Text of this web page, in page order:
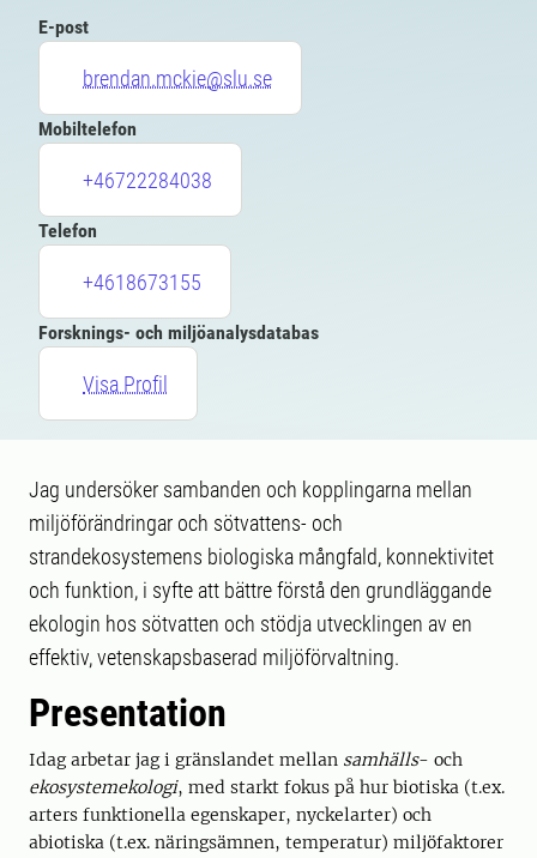
E-post
brendan.mckie@slu.se
Mobiltelefon
+46722284038
Telefon
+4618673155
Forsknings- och miljöanalysdatabas
Visa Profil
Jag undersöker sambanden och kopplingarna mellan
miljöförändringar och sötvattens- och
strandekosystemens biologiska mångfald, konnektivitet
och funktion, i syfte att bättre förstå den grundläggande
ekologin hos sötvatten och stödja utvecklingen av en
effektiv, vetenskapsbaserad miljöförvaltning.
Presentation
Idag arbetar jag i gränslandet mellan samhälls- och
ekosystemekologi, med starkt fokus på hur biotiska (t.ex.
arters funktionella egenskaper, nyckelarter) och
abiotiska (t.ex. näringsämnen, temperatur) miljöfaktorer